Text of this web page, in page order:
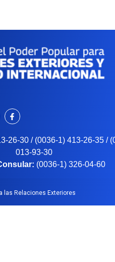
26-30 / (0036-1) 413-26-35 /
013-93-30
(0036-1) 326-04-60
las Relaciones Exteriores